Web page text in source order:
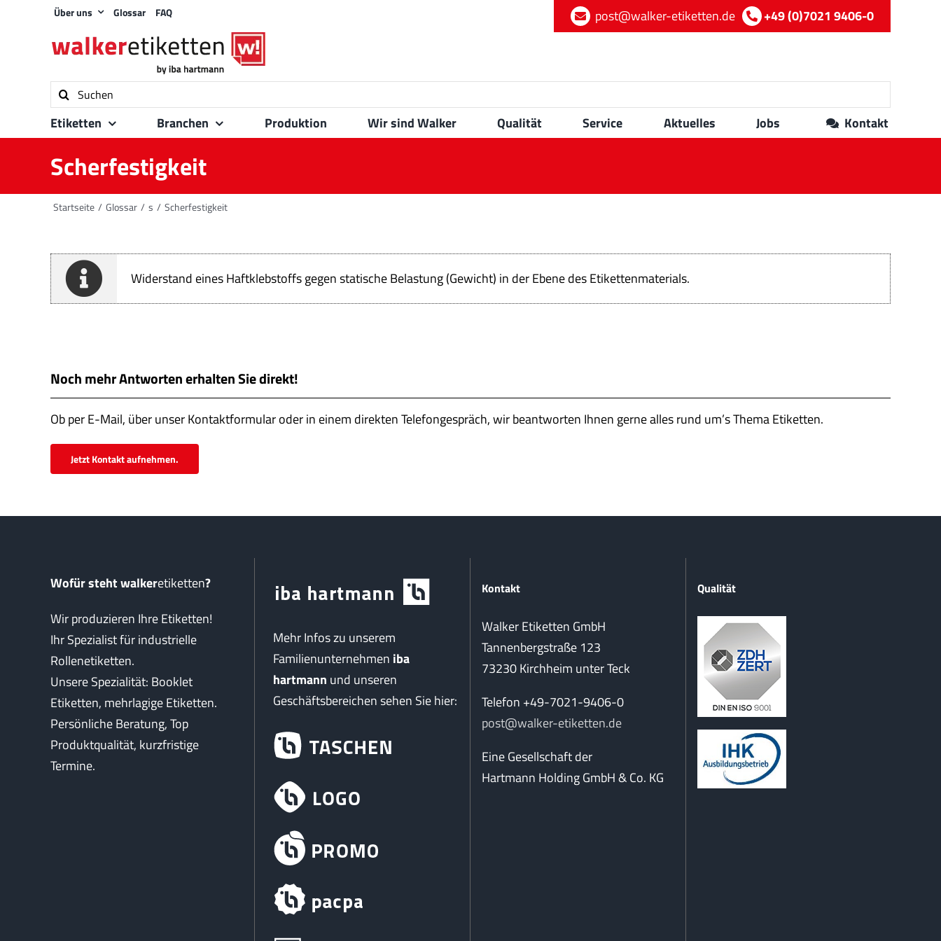
Über uns Glossar FAQ post@walker-etiketten.de +49 (0)7021 9406-0
Suche
nach:
Etiketten Branchen Produktion Wir sind Walker Qualität Service Aktuelles Jobs Kontakt
Scherfestigkeit
Startseite Glossar s Scherfestigkeit
Widerstand eines Haftklebstoffs gegen statische Belastung (Gewicht) in der Ebene des Etikettenmaterials.
Noch mehr Antworten erhalten Sie direkt!
Ob per E-Mail, über unser Kontaktformular oder in einem direkten Telefongespräch, wir beantworten Ihnen gerne alles rund um’s Thema Etiketten.
Jetzt Kontakt aufnehmen.
Wofür steht walkeretiketten?
Wir produzieren Ihre Etiketten!
Ihr Spezialist für industrielle
Rollenetiketten.
Unsere Spezialität: Booklet
Etiketten, mehrlagige Etiketten.
Persönliche Beratung, Top
Produktqualität, kurzfristige
Termine.
Mehr Infos zu unserem
Familienunternehmen iba
hartmann und unseren
Geschäftsbereichen sehen Sie hier:
Kontakt
Walker Etiketten GmbH
Tannenbergstraße 123
73230 Kirchheim unter Teck
Telefon +49-7021-9406-0
post@walker-etiketten.de
Eine Gesellschaft der
Hartmann Holding GmbH & Co. KG
Qualität